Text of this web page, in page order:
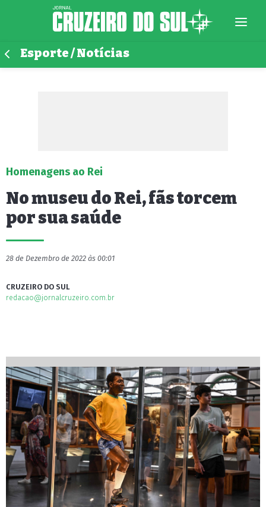
Esporte / Notícias
Homenagens ao Rei
No museu do Rei, fãs torcem
por sua saúde
28 de Dezembro de 2022 às 00:01
CRUZEIRO DO SUL
redacao@jornalcruzeiro.com.br